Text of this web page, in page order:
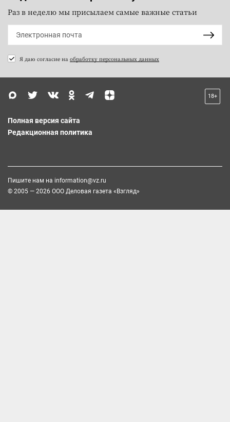
Раз в неделю мы присылаем самые важные статьи
Я даю согласие на обработку персональных данных
18+
Полная версия сайта
Редакционная политика
Пишите нам на information@vz.ru
© 2005 — 2026 ООО Деловая газета «Взгляд»